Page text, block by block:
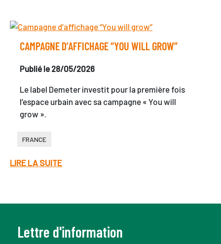
CAMPAGNE D’AFFICHAGE “YOU WILL GROW”
Publié le 28/05/2026
Le label Demeter investit pour la première fois
l’espace urbain avec sa campagne « You will
grow ».
FRANCE
LIRE LA SUITE
Lettre d'information